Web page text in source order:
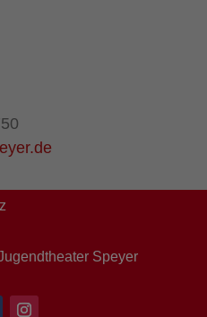
Speyer